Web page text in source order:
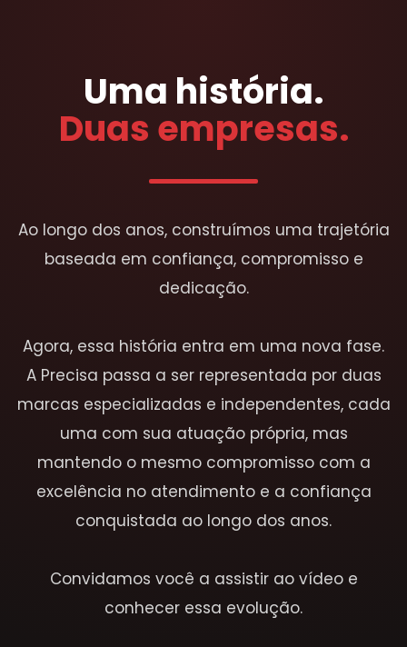
Uma história.
Duas empresas.
Ao longo dos anos, construímos uma trajetória
baseada em confiança, compromisso e
dedicação.
Agora, essa história entra em uma nova fase.
A Precisa passa a ser representada por duas
marcas especializadas e independentes, cada
uma com sua atuação própria, mas
mantendo o mesmo compromisso com a
excelência no atendimento e a confiança
conquistada ao longo dos anos.
Convidamos você a assistir ao vídeo e
conhecer essa evolução.